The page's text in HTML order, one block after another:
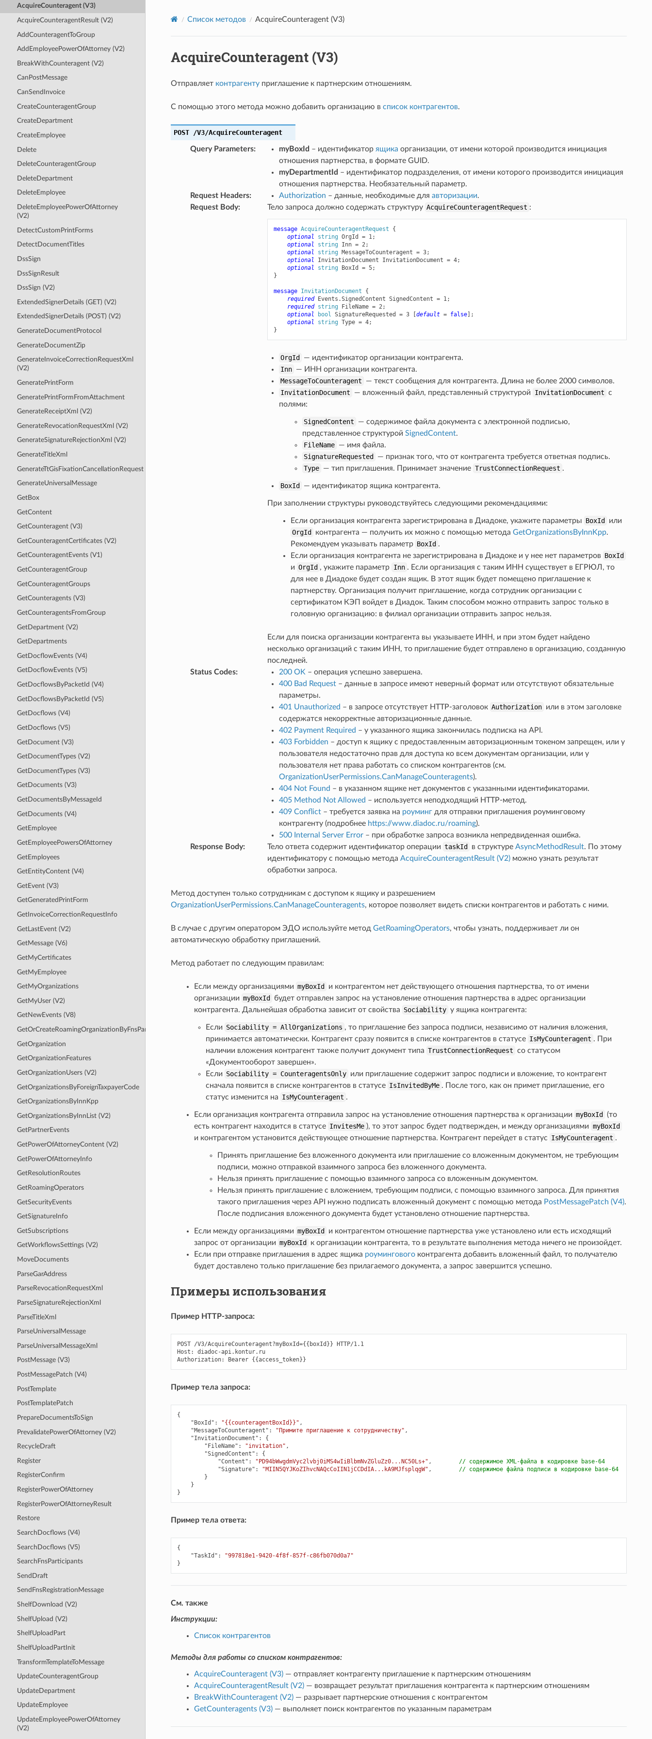
AcquireCounteragent (V3)
AcquireCounteragentResult (V2)
AddCounteragentToGroup
AddEmployeePowerOfAttorney (V2)
BreakWithCounteragent (V2)
CanPostMessage
CanSendInvoice
CreateCounteragentGroup
CreateDepartment
CreateEmployee
Delete
DeleteCounteragentGroup
DeleteDepartment
DeleteEmployee
DeleteEmployeePowerOfAttorney
(V2)
DetectCustomPrintForms
DetectDocumentTitles
DssSign
DssSignResult
DssSign (V2)
ExtendedSignerDetails (GET) (V2)
ExtendedSignerDetails (POST) (V2)
GenerateDocumentProtocol
GenerateDocumentZip
GenerateInvoiceCorrectionRequestXml
(V2)
GeneratePrintForm
GeneratePrintFormFromAttachment
GenerateReceiptXml (V2)
GenerateRevocationRequestXml (V2)
GenerateSignatureRejectionXml (V2)
GenerateTitleXml
GenerateTtGisFixationCancellationRequest
GenerateUniversalMessage
GetBox
GetContent
GetCounteragent (V3)
GetCounteragentCertificates (V2)
GetCounteragentEvents (V1)
GetCounteragentGroup
GetCounteragentGroups
GetCounteragents (V3)
GetCounteragentsFromGroup
GetDepartment (V2)
GetDepartments
GetDocflowEvents (V4)
GetDocflowEvents (V5)
GetDocflowsByPacketId (V4)
GetDocflowsByPacketId (V5)
GetDocflows (V4)
GetDocflows (V5)
GetDocument (V3)
GetDocumentTypes (V2)
GetDocumentTypes (V3)
GetDocuments (V3)
GetDocumentsByMessageId
GetDocuments (V4)
GetEmployee
GetEmployeePowersOfAttorney
GetEmployees
GetEntityContent (V4)
GetEvent (V3)
GetGeneratedPrintForm
GetInvoiceCorrectionRequestInfo
GetLastEvent (V2)
GetMessage (V6)
GetMyCertificates
GetMyEmployee
GetMyOrganizations
GetMyUser (V2)
GetNewEvents (V8)
GetOrCreateRoamingOrganizationByFnsParticipantId
GetOrganization
GetOrganizationFeatures
GetOrganizationUsers (V2)
GetOrganizationsByForeignTaxpayerCode
GetOrganizationsByInnKpp
GetOrganizationsByInnList (V2)
GetPartnerEvents
GetPowerOfAttorneyContent (V2)
GetPowerOfAttorneyInfo
GetResolutionRoutes
GetRoamingOperators
GetSecurityEvents
GetSignatureInfo
GetSubscriptions
GetWorkflowsSettings (V2)
MoveDocuments
ParseGarAddress
ParseRevocationRequestXml
ParseSignatureRejectionXml
ParseTitleXml
ParseUniversalMessage
ParseUniversalMessageXml
PostMessage (V3)
PostMessagePatch (V4)
PostTemplate
PostTemplatePatch
PrepareDocumentsToSign
PrevalidatePowerOfAttorney (V2)
RecycleDraft
Register
RegisterConfirm
RegisterPowerOfAttorney
RegisterPowerOfAttorneyResult
Restore
SearchDocflows (V4)
SearchDocflows (V5)
SearchFnsParticipants
SendDraft
SendFnsRegistrationMessage
ShelfDownload (V2)
ShelfUpload (V2)
ShelfUploadPart
ShelfUploadPartInit
TransformTemplateToMessage
UpdateCounteragentGroup
UpdateDepartment
UpdateEmployee
UpdateEmployeePowerOfAttorney
(V2)
Список методов AcquireCounteragent (V3)
AcquireCounteragent (V3)
Отправляет контрагентуприглашение к партнерским отношениям.
С помощью этого метода можно добавить организацию в список контрагентов.
POST /V3/AcquireCounteragent
Query Parameters: myBoxId – идентификатор ящика организации, от имени которой производится инициация
отношения партнерства, в формате GUID.
myDepartmentId – идентификатор подразделения, от имени которого производится инициация
отношения партнерства. Необязательный параметр.
Request Headers: Authorization – данные, необходимые для авторизации.
Request Body: Тело запроса должно содержать структуру AcquireCounteragentRequest :
message AcquireCounteragentRequest
{
optional
string OrgId = 1;
optional
string Inn = 2;
optional
string MessageToCounteragent = 3;
optional
InvitationDocument InvitationDocument = 4;
optional
string BoxId = 5;
}
message InvitationDocument
{
required Events.SignedContent SignedContent = 1;
required string FileName = 2;
optional
bool SignatureRequested = 3 [default = false];
optional
string Type = 4;
}
OrgId
— идентификатор организации контрагента.
Inn — ИНН организации контрагента.
MessageToCounteragent
— текст сообщения для контрагента. Длина не более 2000 символов.
InvitationDocument
— вложенный файл, представленный структурой InvitationDocument с
полями:
SignedContent
— содержимое файла документа с электронной подписью,
представленное структурой SignedContent.
FileName — имя файла.
SignatureRequested
— признак того, что от контрагента требуется ответная подпись.
Type — тип приглашения. Принимает значение TrustConnectionRequest .
BoxId — идентификатор ящика контрагента.
При заполнении структуры руководствуйтесь следующими рекомендациями:
Если организация контрагента зарегистрирована в Диадоке, укажите параметры BoxId
или
OrgId
контрагента — получить их можно с помощью методаGetOrganizationsByInnKpp.
Рекомендуем указывать параметр BoxId .
Если организация контрагента не зарегистрирована в Диадоке и у нее нет параметров BoxId
и OrgId , укажите параметр Inn . Если организация с таким ИНН существует в ЕГРЮЛ, то
для нее в Диадоке будет создан ящик. В этот ящик будет помещено приглашение к
партнерству. Организация получит приглашение, когда сотрудник организации с
сертификатом КЭП войдет в Диадок. Таким способом можно отправить запрос только в
головную организацию: в филиал организации отправить запрос нельзя.
Если для поиска организации контрагента вы указываете ИНН, и при этом будет найдено
несколько организаций с таким ИНН, то приглашение будет отправлено в организацию, созданную
последней.
Status Codes: 200 OK – операция успешно завершена.
400 Bad Request– данные в запросе имеют неверный формат или отсутствуют обязательные
параметры.
401 Unauthorized – в запросе отсутствует HTTP-заголовок Authorization или в этом заголовке
содержатся некорректные авторизационные данные.
402 Payment Required – у указанного ящика закончилась подписка на API.
403 Forbidden – доступ к ящику с предоставленным авторизационным токеном запрещен, или у
пользователя недостаточно прав для доступа ко всем документам организации, или у
пользователя нет права работать со списком контрагентов (см.
OrganizationUserPermissions.CanManageCounteragents).
404 Not Found – в указанном ящике нет документов с указанными идентификаторами.
405 Method Not Allowed – используется неподходящий HTTP-метод.
409 Conflict– требуется заявка на роумингдля отправки приглашения роуминговому
контрагенту (подробнее https://www.diadoc.ru/roaming).
500 Internal Server Error– при обработке запроса возникла непредвиденная ошибка.
Response Body: Тело ответа содержит идентификатор операции taskId в структуреAsyncMethodResult. По этому
идентификатору с помощью метода AcquireCounteragentResult (V2)можно узнать результат
обработки запроса.
Метод доступен только сотрудникам с доступом к ящику и разрешением
OrganizationUserPermissions.CanManageCounteragents, которое позволяет видеть списки контрагентов и работать с ними.
В случае с другим оператором ЭДО используйте метод GetRoamingOperators, чтобы узнать, поддерживает ли он
автоматическую обработку приглашений.
Метод работает по следующим правилам:
Если между организациями myBoxId
и контрагентом нет действующего отношения партнерства, то от имени
организации myBoxId
будет отправлен запрос на установление отношения партнерства в адрес организации
контрагента. Дальнейшая обработка зависит от свойства Sociability у ящика контрагента:
Если Sociability = AllOrganizations , то приглашение без запроса подписи, независимо от наличия вложения,
принимается автоматически. Контрагент сразу появится в списке контрагентов в статусе IsMyCounteragent . При
наличии вложения контрагент также получит документ типа TrustConnectionRequest со статусом
«Документооборот завершен».
Если Sociability = CounteragentsOnly или приглашение содержит запрос подписи и вложение, то контрагент
сначала появится в списке контрагентов в статусе IsInvitedByMe . После того, как он примет приглашение, его
статус изменится на IsMyCounteragent .
Если организация контрагента отправила запрос на установление отношения партнерства к организации myBoxId
(то
есть контрагент находится в статусе InvitesMe ), то этот запрос будет подтвержден, и между организациями myBoxId
и контрагентом установится действующее отношение партнерства. Контрагент перейдет в статус IsMyCounteragent .
Принять приглашение без вложенного документа или приглашение со вложенным документом, не требующим
подписи, можно отправкой взаимного запроса без вложенного документа.
Нельзя принять приглашение с помощью взаимного запроса со вложенным документом.
Нельзя принять приглашение с вложением, требующим подписи, с помощью взаимного запроса. Для принятия
такого приглашения через API нужно подписать вложенный документ с помощью метода PostMessagePatch (V4).
После подписания вложенного документа будет установлено отношение партнерства.
Если между организациями myBoxId
и контрагентом отношение партнерства уже установлено или есть исходящий
запрос от организации myBoxId
к организации контрагента, то в результате выполнения метода ничего не произойдет.
Если при отправке приглашения в адрес ящика роуминговогоконтрагента добавить вложенный файл, то получателю
будет доставлено только приглашение без прилагаемого документа, а запрос завершится успешно.
Примеры использования
Пример HTTP-запроса:
POST /V3/AcquireCounteragent?myBoxId={{boxId}} HTTP/1.1
Host: diadoc-api.kontur.ru
Пример тела запроса:
{
"BoxId" : "{{counteragentBoxId}}" ,
"MessageToCounteragent" : "Примите приглашение к сотрудничеству" ,
"InvitationDocument" :
{
"FileName" : "invitation" ,
"SignedContent" :
{
"Content" : "PD94bWwgdmVyc2lvbj0iMS4wIiBlbmNvZGluZz0...NC50Ls+" ,
// содержимое XML-файла в кодировке base-64
"Signature" : "MIIN5QYJKoZIhvcNAQcCoIIN1jCCDdIA...kA9MJfsplqgW" ,
// содержимое файла подписи в кодировке base-64
}
}
}
Пример тела ответа:
{
"TaskId" :
"997818e1-9420-4f8f-857f-c86fb070d0a7"
}
См. также
Инструкции:
Список контрагентов
Методы для работы со списком контрагентов:
AcquireCounteragent (V3)— отправляет контрагенту приглашение к партнерским отношениям
AcquireCounteragentResult (V2)— возвращает результат приглашения контрагента к партнерским отношениям
BreakWithCounteragent (V2)— разрывает партнерские отношения с контрагентом
GetCounteragents (V3)— выполняет поиск контрагентов по указанным параметрам